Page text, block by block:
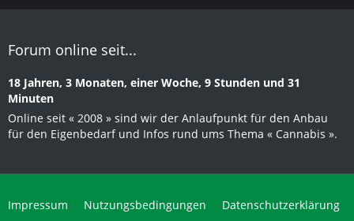
Forum online seit...
18 Jahren, 3 Monaten, einer Woche, 9 Stunden und 31
Minuten
Online seit « 2008 » sind wir der Anlaufpunkt für den Anbau
für den Eigenbedarf und Infos rund ums Thema « Cannabis ».
Impressum Nutzungsbedingungen Datenschutzerklärung